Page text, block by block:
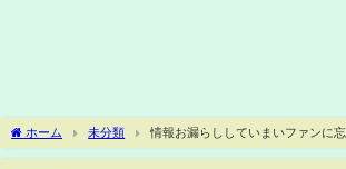
ホーム 未分類
情報お漏らししていまいファンに
帆とノリノリのコメント欄